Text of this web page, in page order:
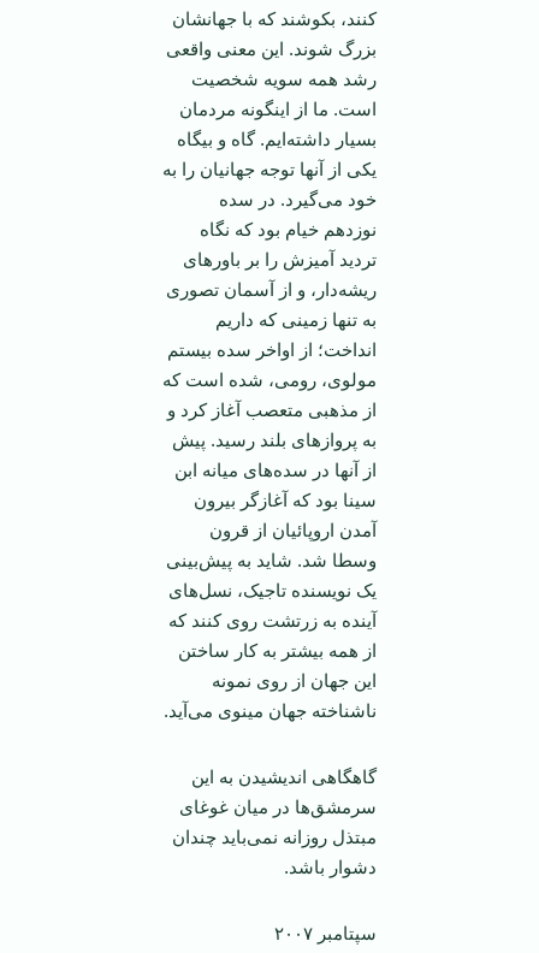
کنند، بکوشند که با جهانشان
بزرگ شوند. اين معنی واقعی
رشد همه سويه شخصيت
است. ما از اينگونه مردمان
بسيار داشته‌ايم. گاه و بيگاه
يکی از آنها توجه جهانيان را به
خود می‌گيرد. در سده
نوزدهم خيام بود که نگاه
ترديد آميزش را بر باور‌های
ريشه‌دار، و از آسمان تصوری
به تنها زمينی که داريم
انداخت؛ از اواخر سده بيستم
مولوی، رومی، شده است که
از مذهبی متعصب آغاز کرد و
به پرواز‌های بلند رسيد. پيش
از آنها در سده‌های ميانه ابن
سينا بود که آغازگر بيرون
آمدن اروپائيان از قرون
وسطا شد. شايد به پيش‌بينی
يک نويسنده تاجيک، نسل‌های
آينده به زرتشت روی کنند که
از همه بيشتر به کار ساختن
اين جهان از روی نمونه
ناشناخته جهان مينوی می‌آيد.
گاهگاهی انديشيدن به اين
سرمشق‌ها در ميان غوغای
مبتذل روزانه نمی‌بايد چندان
دشوار باشد.
سپتامبر‏‏‏ ۲۰۰۷